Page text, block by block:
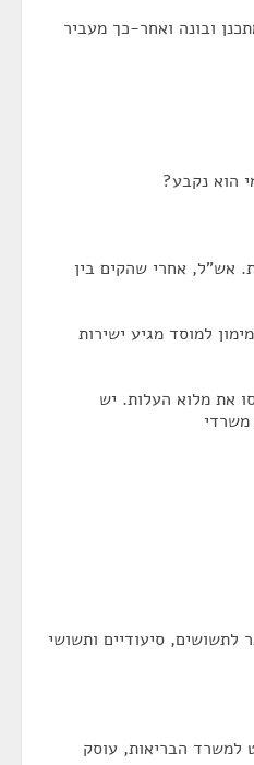
ובונה ואחר-כך מעביר
הוא נקבע?
אש"ל, אחרי שהקים בין
למוסד מגיע ישירות
את מלוא העלות. יש
משרדי
והיתר לתשושים, סיעודיים ותשושי
למשרד הבריאות, עוסק